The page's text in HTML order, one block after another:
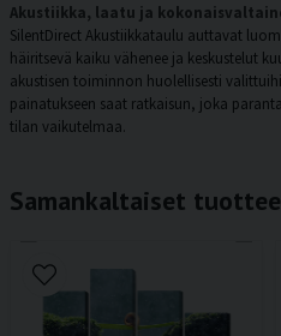
Akustiikka, laatu ja
SilentDirect Akustiikkataulu auttavat
häiritsevä kaiku vähenee ja keskustelut
akustisen toiminnon huolellisesti
painatukseen saat ratkaisun, joka
tilan vaikutelmaa.
Samankaltaiset